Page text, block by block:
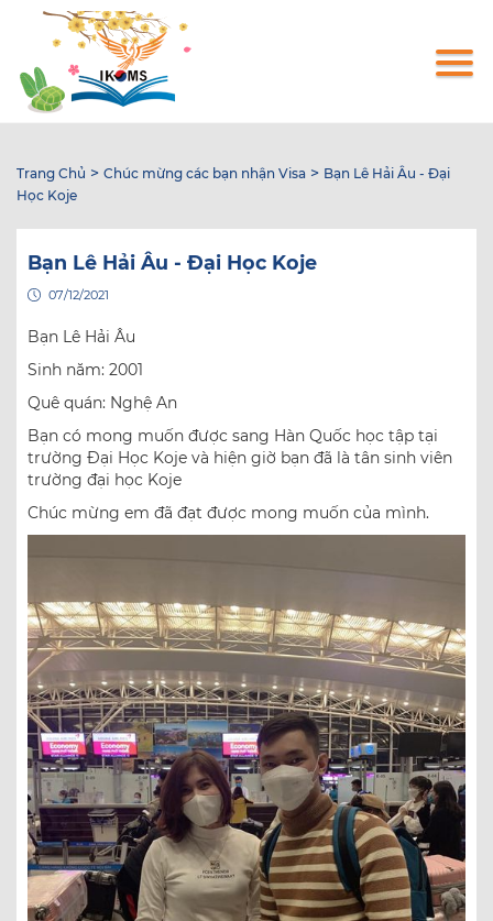
dung
Trang Chủ > Chúc mừng các bạn nhận Visa > Bạn Lê Hải Âu - Đại
Học Koje
Bạn Lê Hải Âu - Đại Học Koje
07/12/2021
Bạn Lê Hải Âu
Sinh năm: 2001
Quê quán: Nghệ An
Bạn có mong muốn được sang Hàn Quốc học tập tại
trường Đại Học Koje và hiện giờ bạn đã là tân sinh viên
trường đại học Koje
Chúc mừng em đã đạt được mong muốn của mình.